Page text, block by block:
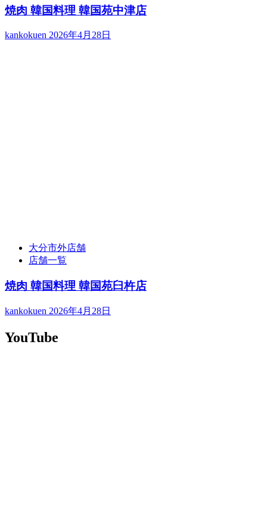
焼肉 韓国料理 韓国苑中津店
kankokuen 2026年4月28日
大分市外店舗
店舗一覧
焼肉 韓国料理 韓国苑臼杵店
kankokuen 2026年4月28日
YouTube